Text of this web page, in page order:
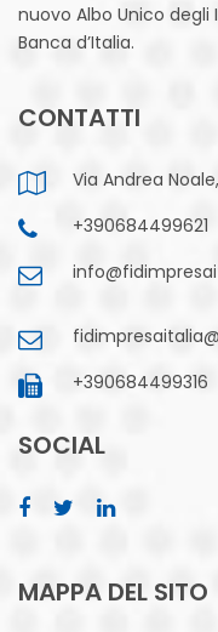
nuovo Albo Unico degli
Banca d’Italia.
CONTATTI
Via Andrea
+390684499621
+390684499316
SOCIAL
MAPPA DEL SITO